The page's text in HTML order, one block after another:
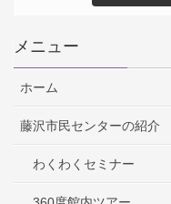
メニュー
ホーム
藤沢市民センターの紹介
わくわくセミナー